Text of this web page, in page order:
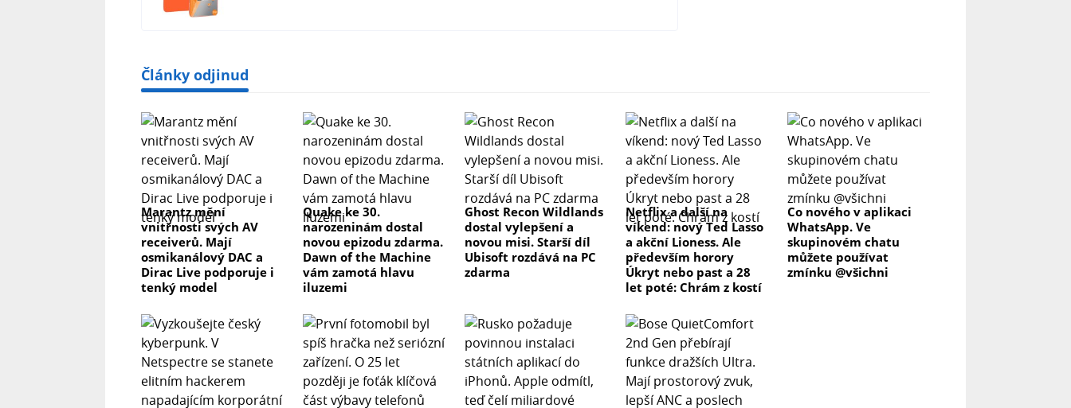
Články odjinud
Marantz mění
vnitřnosti svých AV
receiverů. Mají
osmikanálový DAC a
Dirac Live podporuje i
tenký model
Quake ke 30.
narozeninám dostal
novou epizodu zdarma.
Dawn of the Machine
vám zamotá hlavu
iluzemi
Ghost Recon Wildlands
dostal vylepšení a
novou misi. Starší díl
Ubisoft rozdává na PC
zdarma
Netflix a další na
víkend: nový Ted Lasso
a akční Lioness. Ale
především horory
Úkryt nebo past a 28
let poté: Chrám z kostí
Co nového v aplikaci
WhatsApp. Ve
skupinovém chatu
můžete používat
zmínku @všichni